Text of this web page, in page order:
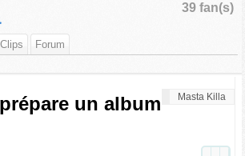
39 fan(s)
Clips Forum
Masta Killa
un album